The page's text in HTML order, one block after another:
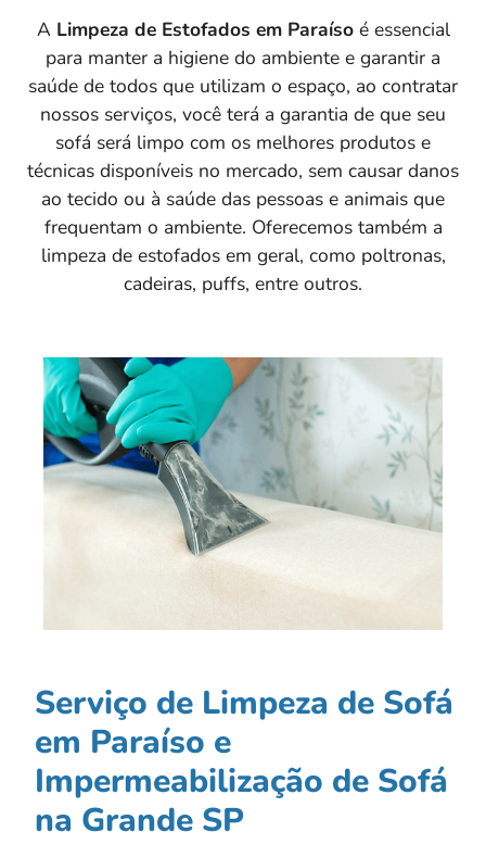
A Limpeza de Estofados em Paraísoé essencial
para manter a higiene do ambiente e garantir a
saúde de todos que utilizam o espaço, ao contratar
nossos serviços, você terá a garantia de que seu
sofá será limpo com os melhores produtos e
técnicas disponíveis no mercado, sem causar danos
ao tecido ou à saúde das pessoas e animais que
frequentam o ambiente. Oferecemos também a
limpeza de estofados em geral, como poltronas,
cadeiras, puffs, entre outros.
Serviço de Limpeza de Sofá
em Paraíso e
Impermeabilização de Sofá
na Grande SP